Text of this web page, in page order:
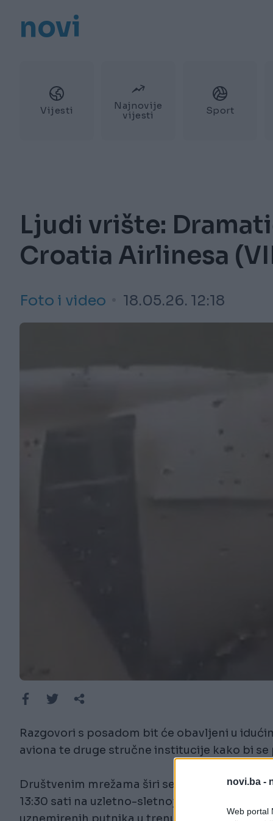
novi.ba -
Web portal
novi
Vijesti
Najnovije
vijesti
Sport
Ljudi vrište:
Croatia Airlinesa
Foto i video 18.05.26. 12:18
Razgovori s posadom bit će obavljeni u
aviona te druge stručne institucije kako bi
Društvenim mrežama širi se snimka nastala
13:30 sati na uzletno-sletnoj stazi u Splitu